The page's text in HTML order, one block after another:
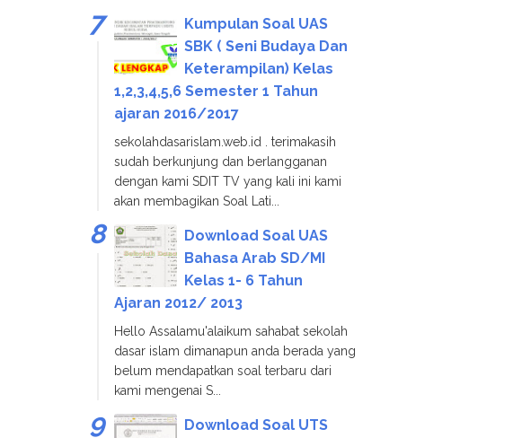
Kumpulan Soal UAS
SBK ( Seni Budaya Dan
Keterampilan) Kelas
1,2,3,4,5,6 Semester 1 Tahun
ajaran 2016/2017
sekolahdasarislam.web.id . terimakasih
sudah berkunjung dan berlangganan
dengan kami SDIT TV yang kali ini kami
akan membagikan Soal Lati...
Download Soal UAS
Bahasa Arab SD/MI
Kelas 1- 6 Tahun
Ajaran 2012/ 2013
Hello Assalamu'alaikum sahabat sekolah
dasar islam dimanapun anda berada yang
belum mendapatkan soal terbaru dari
kami mengenai S...
Download Soal UTS